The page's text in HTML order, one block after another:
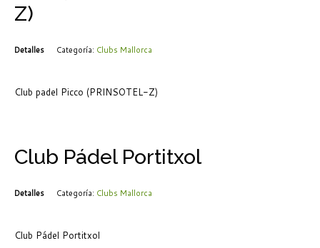
Z)
Detalles Categoría: Clubs Mallorca
Club padel Picco (PRINSOTEL-Z)
Club Pádel Portitxol
Detalles Categoría: Clubs Mallorca
Club Pádel Portitxol